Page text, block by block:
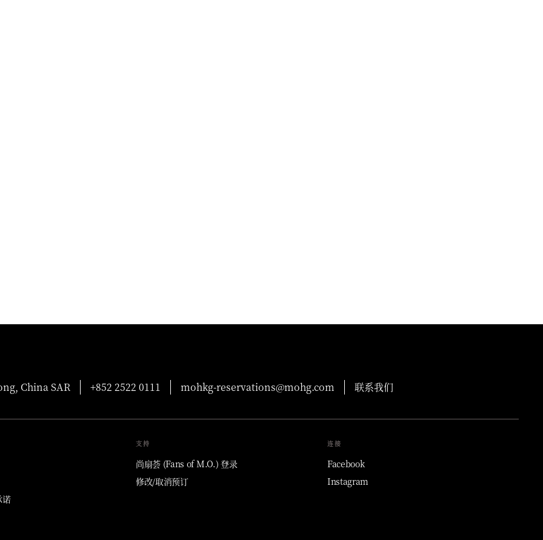
China SAR +852 2522 0111 mohkg-reservations@mohg.com 联系我们
诺
支持
尚扇荟 (Fans of M.O.) 登录
修改/取消预订
连接
Facebook
Instagram